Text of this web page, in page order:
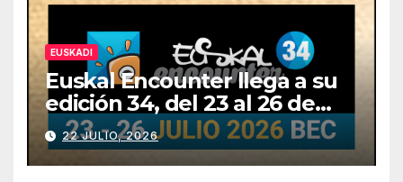
EUSKADI
Euskal Encounter llega a su
edición 34, del 23 al 26 de
julio
22 JULIO, 2026